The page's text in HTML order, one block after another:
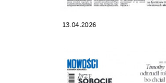
13.04.2026